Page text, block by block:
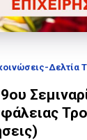
Δελτία